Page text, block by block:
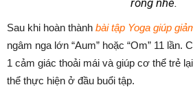
rỗng nhé.
Sau khi hoàn thành bài tập Yoga giúp
ngâm nga lớn “Aum” hoặc “Om” 11 lần.
1 cảm giác thoải mái và giúp cơ thể trẻ
thể thực hiện ở đầu buổi tập.